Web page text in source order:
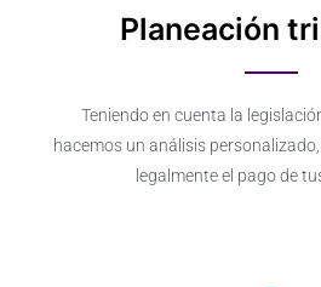
Planeación
Teniendo en cuenta la
hacemos un análisis
legalmente el pago de